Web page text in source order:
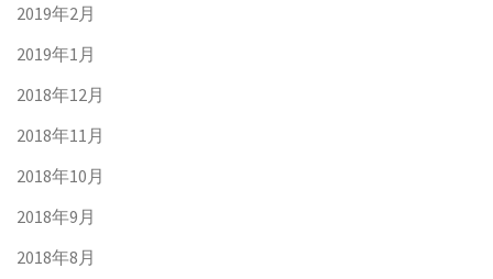
2019年2月
2019年1月
2018年12月
2018年11月
2018年10月
2018年9月
2018年8月